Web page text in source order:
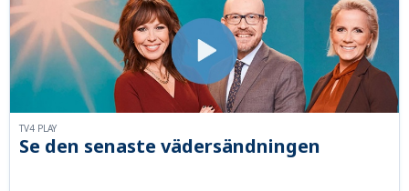
Se den senaste vädersändningen
TV4 PLAY